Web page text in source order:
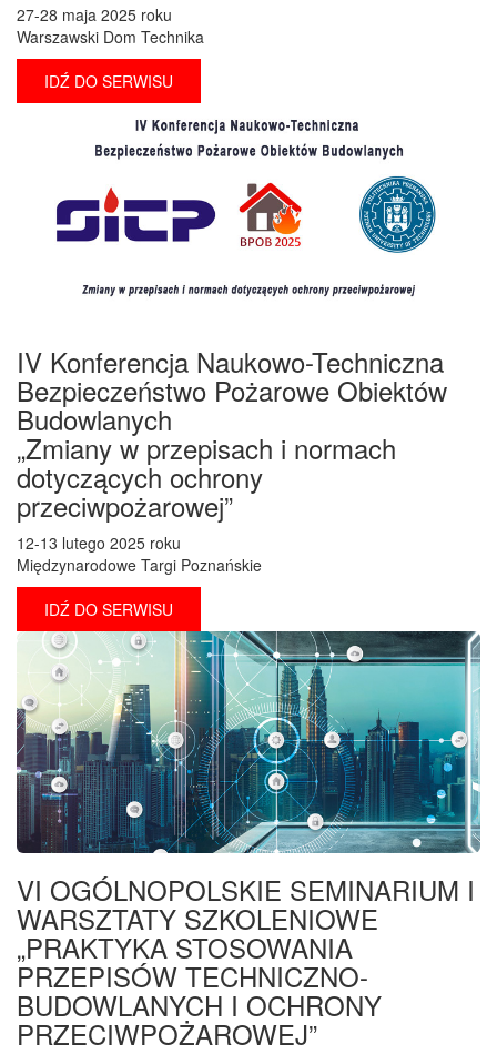
27-28 maja 2025 roku
Warszawski Dom Technika
IDŹ DO SERWISU
IV Konferencja Naukowo-Techniczna
Bezpieczeństwo Pożarowe Obiektów
Budowlanych
„Zmiany w przepisach i normach
dotyczących ochrony
przeciwpożarowej”
12-13 lutego 2025 roku
Międzynarodowe Targi Poznańskie
IDŹ DO SERWISU
VI OGÓLNOPOLSKIE SEMINARIUM I
WARSZTATY SZKOLENIOWE
„PRAKTYKA STOSOWANIA
PRZEPISÓW TECHNICZNO-
BUDOWLANYCH I OCHRONY
PRZECIWPOŻAROWEJ”